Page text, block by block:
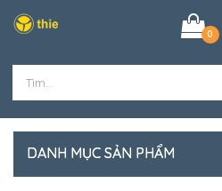
0
DANH MỤC SẢN PHẨM